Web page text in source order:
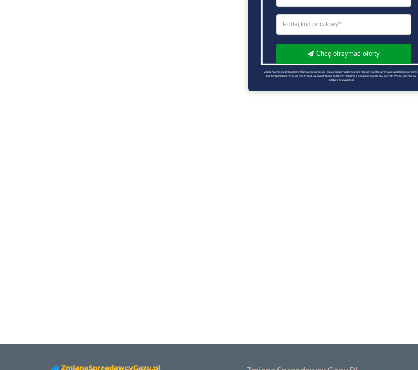
Chcę otrzymać oferty
Zapoznałem się z Regulaminem Świadczenie Usług i go akceptuję Każdą ze zgód można wycofać wysyłając wiadomość na adres
biuro@optimalenergy.pl lub w przypadku zewnętrznego dostawcy, zgodnie z jego polityką ochrony danych. Więcej informacji w
polityce prywatności